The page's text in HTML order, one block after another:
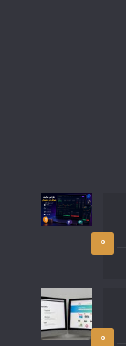
۰
۰